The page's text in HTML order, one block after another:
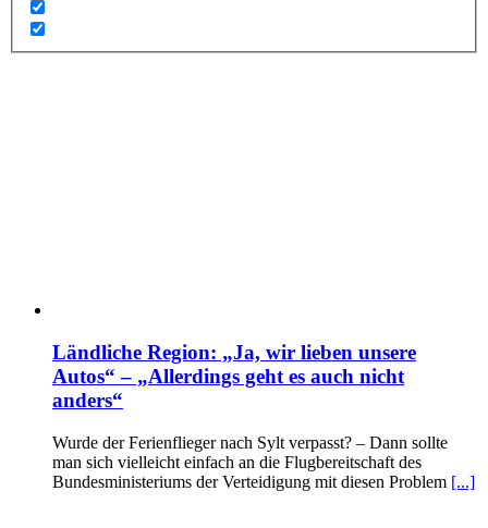
Ländliche Region: „Ja, wir lieben unsere
Autos“ – „Allerdings geht es auch nicht
anders“
Wurde der Ferienflieger nach Sylt verpasst? – Dann sollte
man sich vielleicht einfach an die Flugbereitschaft des
Bundesministeriums der Verteidigung mit diesen Problem [...]